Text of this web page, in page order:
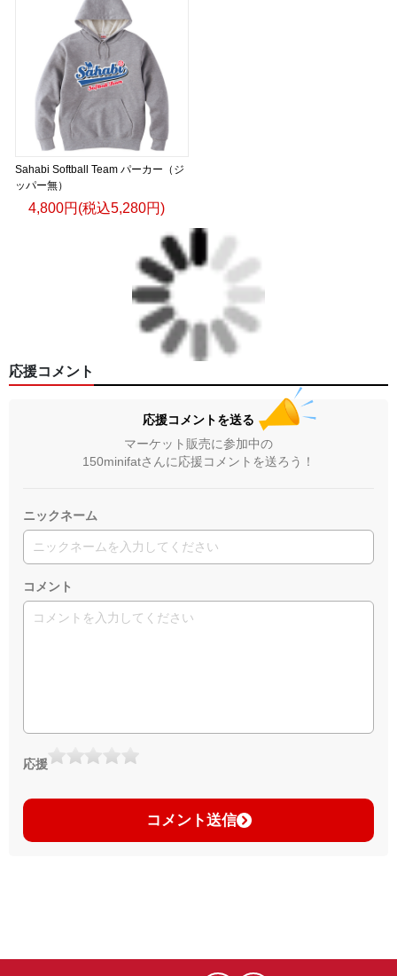
Sahabi Softball Team パーカー（ジ
ッパー無）
4,800円(税込5,280円)
応援コメント
応援コメントを送る
マーケット販売に参加中の
150minifatさんに応援コメントを送ろう！
ニックネーム
コメント
応援
コメント送信